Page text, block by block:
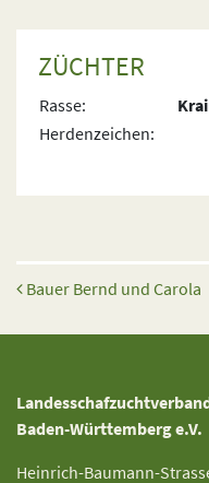
ZÜCHTER
Rasse:
Herdenzeichen:
Beitrags-
Bauer Bernd und Carola
Baden-Württemberg e.V.
Heinrich-Baumann-